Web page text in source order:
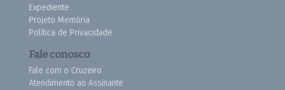
Expediente
Projeto Memória
Política de Privacidade
Fale conosco
Fale com o Cruzeiro
Atendimento ao Assinante